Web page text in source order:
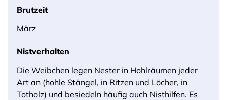
Brutzeit
März
Nistverhalten
Die Weibchen legen Nester in Hohlräumen jeder
Art an (hohle Stängel, in Ritzen und Löcher, in
Totholz) und besiedeln häufig auch Nisthilfen. Es